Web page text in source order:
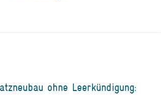
ohne Leerkündigung: